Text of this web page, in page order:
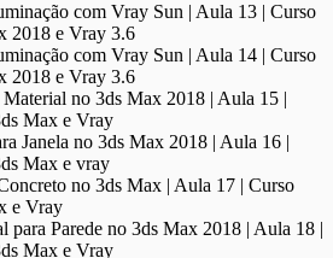
com Vray Sun | Aula 13 | Curso
2018 e Vray 3.6
com Vray Sun | Aula 14 | Curso
2018 e Vray 3.6
no 3ds Max 2018 | Aula 15 |
Max e Vray
Janela no 3ds Max 2018 | Aula 16 |
Max e vray
no 3ds Max | Aula 17 | Curso
e Vray
para Parede no 3ds Max 2018 | Aula 18 |
Max e Vray